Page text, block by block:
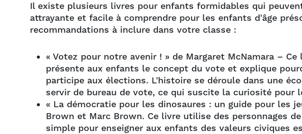
Il existe plusieurs livres pour enfants formidables qui
attrayante et facile à comprendre pour les enfants d'âge
recommandations à inclure dans votre classe :
« Votez pour notre avenir ! » de Margaret McNamara –
présente aux enfants le concept du vote et explique
participe aux élections. L'histoire se déroule dans une
servir de bureau de vote, ce qui suscite la curiosité pour
« La démocratie pour les dinosaures : un guide pour les
Brown et Marc Brown. Ce livre utilise des personnages
simple pour enseigner aux enfants des valeurs civiques